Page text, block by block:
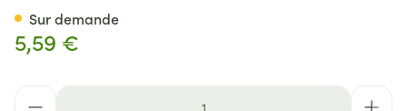
5,59 €
Sur demande